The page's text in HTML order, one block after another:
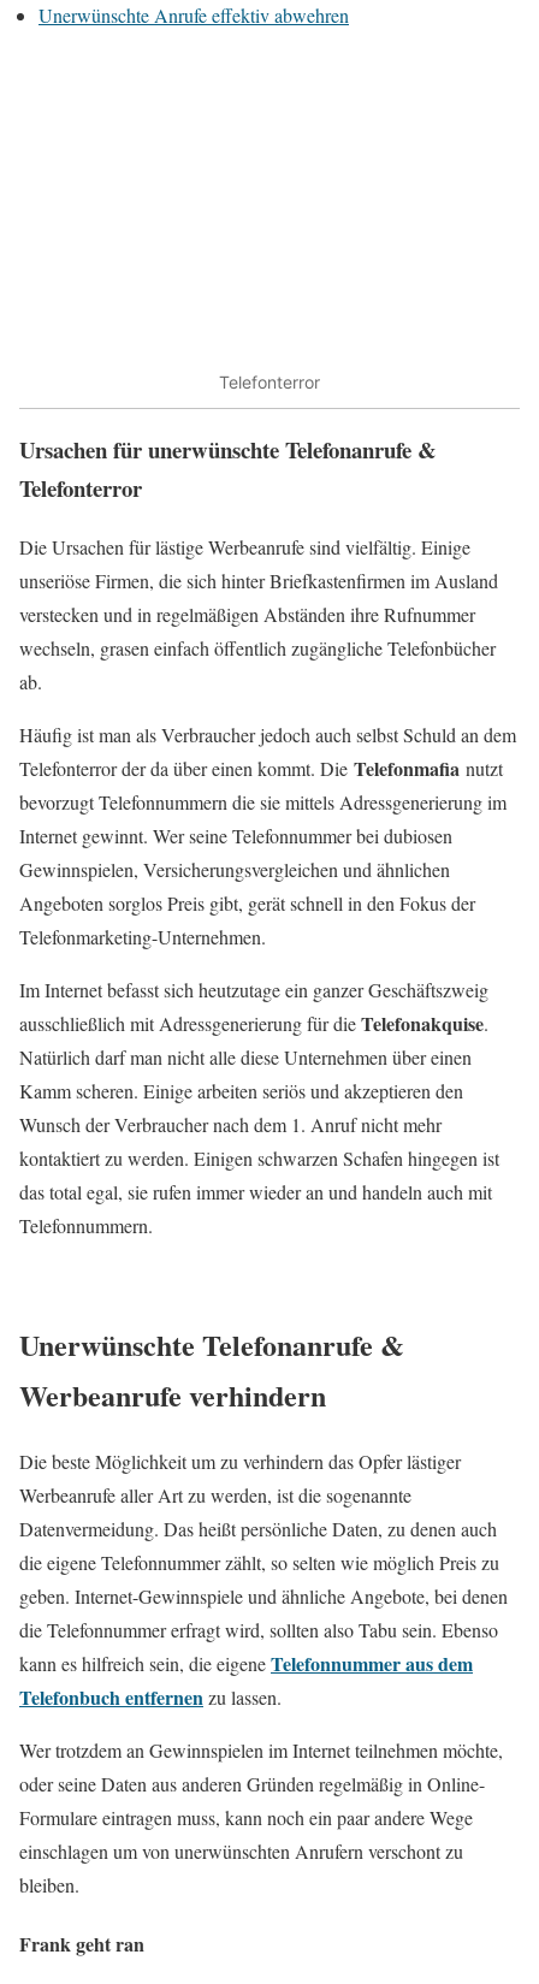
Unerwünschte Anrufe effektiv abwehren
Telefonterror
Ursachen für unerwünschte Telefonanrufe &
Telefonterror
Die Ursachen für lästige Werbeanrufe sind vielfältig. Einige
unseriöse Firmen, die sich hinter Briefkastenfirmen im Ausland
verstecken und in regelmäßigen Abständen ihre Rufnummer
wechseln, grasen einfach öffentlich zugängliche Telefonbücher
ab.
Häufig ist man als Verbraucher jedoch auch selbst Schuld an dem
Telefonterror der da über einen kommt. Die Telefonmafia nutzt
bevorzugt Telefonnummern die sie mittels Adressgenerierung im
Internet gewinnt. Wer seine Telefonnummer bei dubiosen
Gewinnspielen, Versicherungsvergleichen und ähnlichen
Angeboten sorglos Preis gibt, gerät schnell in den Fokus der
Telefonmarketing-Unternehmen.
Im Internet befasst sich heutzutage ein ganzer Geschäftszweig
ausschließlich mit Adressgenerierung für dieTelefonakquise.
Natürlich darf man nicht alle diese Unternehmen über einen
Kamm scheren. Einige arbeiten seriös und akzeptieren den
Wunsch der Verbraucher nach dem 1. Anruf nicht mehr
kontaktiert zu werden. Einigen schwarzen Schafen hingegen ist
das total egal, sie rufen immer wieder an und handeln auch mit
Telefonnummern.
Unerwünschte Telefonanrufe &
Werbeanrufe verhindern
Die beste Möglichkeit um zu verhindern das Opfer lästiger
Werbeanrufe aller Art zu werden, ist die sogenannte
Datenvermeidung. Das heißt persönliche Daten, zu denen auch
die eigene Telefonnummer zählt, so selten wie möglich Preis zu
geben. Internet-Gewinnspiele und ähnliche Angebote, bei denen
die Telefonnummer erfragt wird, sollten also Tabu sein. Ebenso
kann es hilfreich sein, die eigeneTelefonnummer aus dem
Telefonbuch entfernenzu lassen.
Wer trotzdem an Gewinnspielen im Internet teilnehmen möchte,
oder seine Daten aus anderen Gründen regelmäßig in Online-
Formulare eintragen muss, kann noch ein paar andere Wege
einschlagen um von unerwünschten Anrufern verschont zu
bleiben.
Frank geht ran